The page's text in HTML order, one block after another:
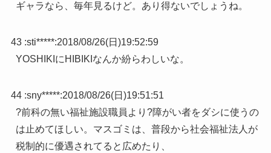
ギャラなら、毎年見るけど。あり得ないでしょうね。
43 :sti*****:2018/08/26(日)19:52:59
YOSHIKIにHIBIKIなんか紛らわしいな。
44 :sny*****:2018/08/26(日)19:51:51
?前科の無い福祉施設職員より?障がい者をダシに使うの
は止めてほしい。マスゴミは、普段から社会福祉法人が
税制的に優遇されてると広めたり、